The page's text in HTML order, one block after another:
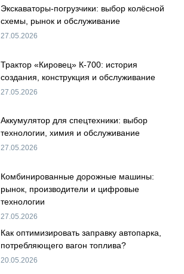
Экскаваторы-погрузчики: выбор колёсной
схемы, рынок и обслуживание
27.05.2026
Трактор «Кировец» К-700: история
создания, конструкция и обслуживание
27.05.2026
Аккумулятор для спецтехники: выбор
технологии, химия и обслуживание
27.05.2026
Комбинированные дорожные машины:
рынок, производители и цифровые
технологии
27.05.2026
Как оптимизировать заправку автопарка,
потребляющего вагон топлива?
20.05.2026